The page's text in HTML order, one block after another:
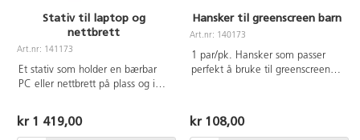
Stativ til laptop og
nettbrett
Art.nr: 141173
Et stativ som holder en bærbar
PC eller nettbrett på plass og i
aluminium, metall.
kr 1 419,00
Hansker til greenscreen barn
Art.nr: 140173
1 par/pk. Hansker som passer
perfekt å bruke til greenscreen.
kr 108,00